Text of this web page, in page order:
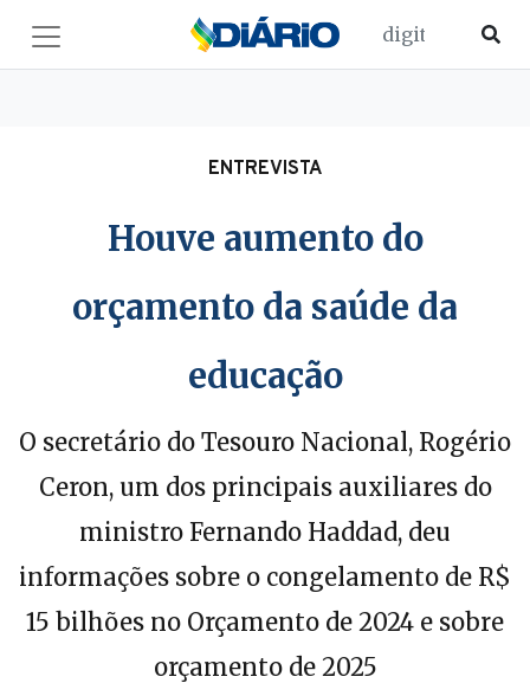
ENTREVISTA
Houve aumento do
orçamento da saúde da
educação
O secretário do Tesouro Nacional, Rogério
Ceron, um dos principais auxiliares do
ministro Fernando Haddad, deu
informações sobre o congelamento de R$
15 bilhões no Orçamento de 2024 e sobre
orçamento de 2025